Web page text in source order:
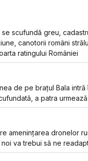
se scufundă greu,
canotorii români
ratingului României
de pe brațul Bala
a patra urmează
amenințarea dronelor
va trebui să ne